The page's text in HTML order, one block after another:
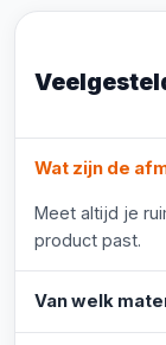
Wat zijn de
Meet altijd je
product past.
Van welk